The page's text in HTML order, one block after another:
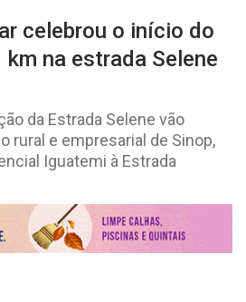
celebrou o início do
na estrada Selene
da Estrada Selene vão
rural e empresarial de Sinop,
Iguatemi à Estrada